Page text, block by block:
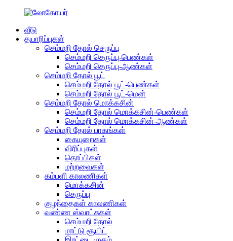
வீடு
தயாரிப்புகள்
செம்மறி தோல் செருப்பு
செம்மறி செருப்பு-பெண்கள்
செம்மறி செருப்பு-ஆண்கள்
செம்மறி தோல் பூட்
செம்மறி தோல் பூட்-பெண்கள்
செம்மறி தோல் பூட்-மென்
செம்மறி தோல் மொக்கசின்
செம்மறி தோல் மொக்கசின்-பெண்கள்
செம்மறி தோல் மொக்கசின்-ஆண்கள்
செம்மறி தோல் பாகங்கள்
கையுறைகள்
விரிப்புகள்
தொப்பிகள்
மற்றவைகள்
கம்பளி காலணிகள்
மொக்கசின்
செருப்பு
குழந்தைகள் காலணிகள்
வண்ண ஸ்வாட்சுகள்
செம்மறி தோல்
மாட்டு சூயிட்